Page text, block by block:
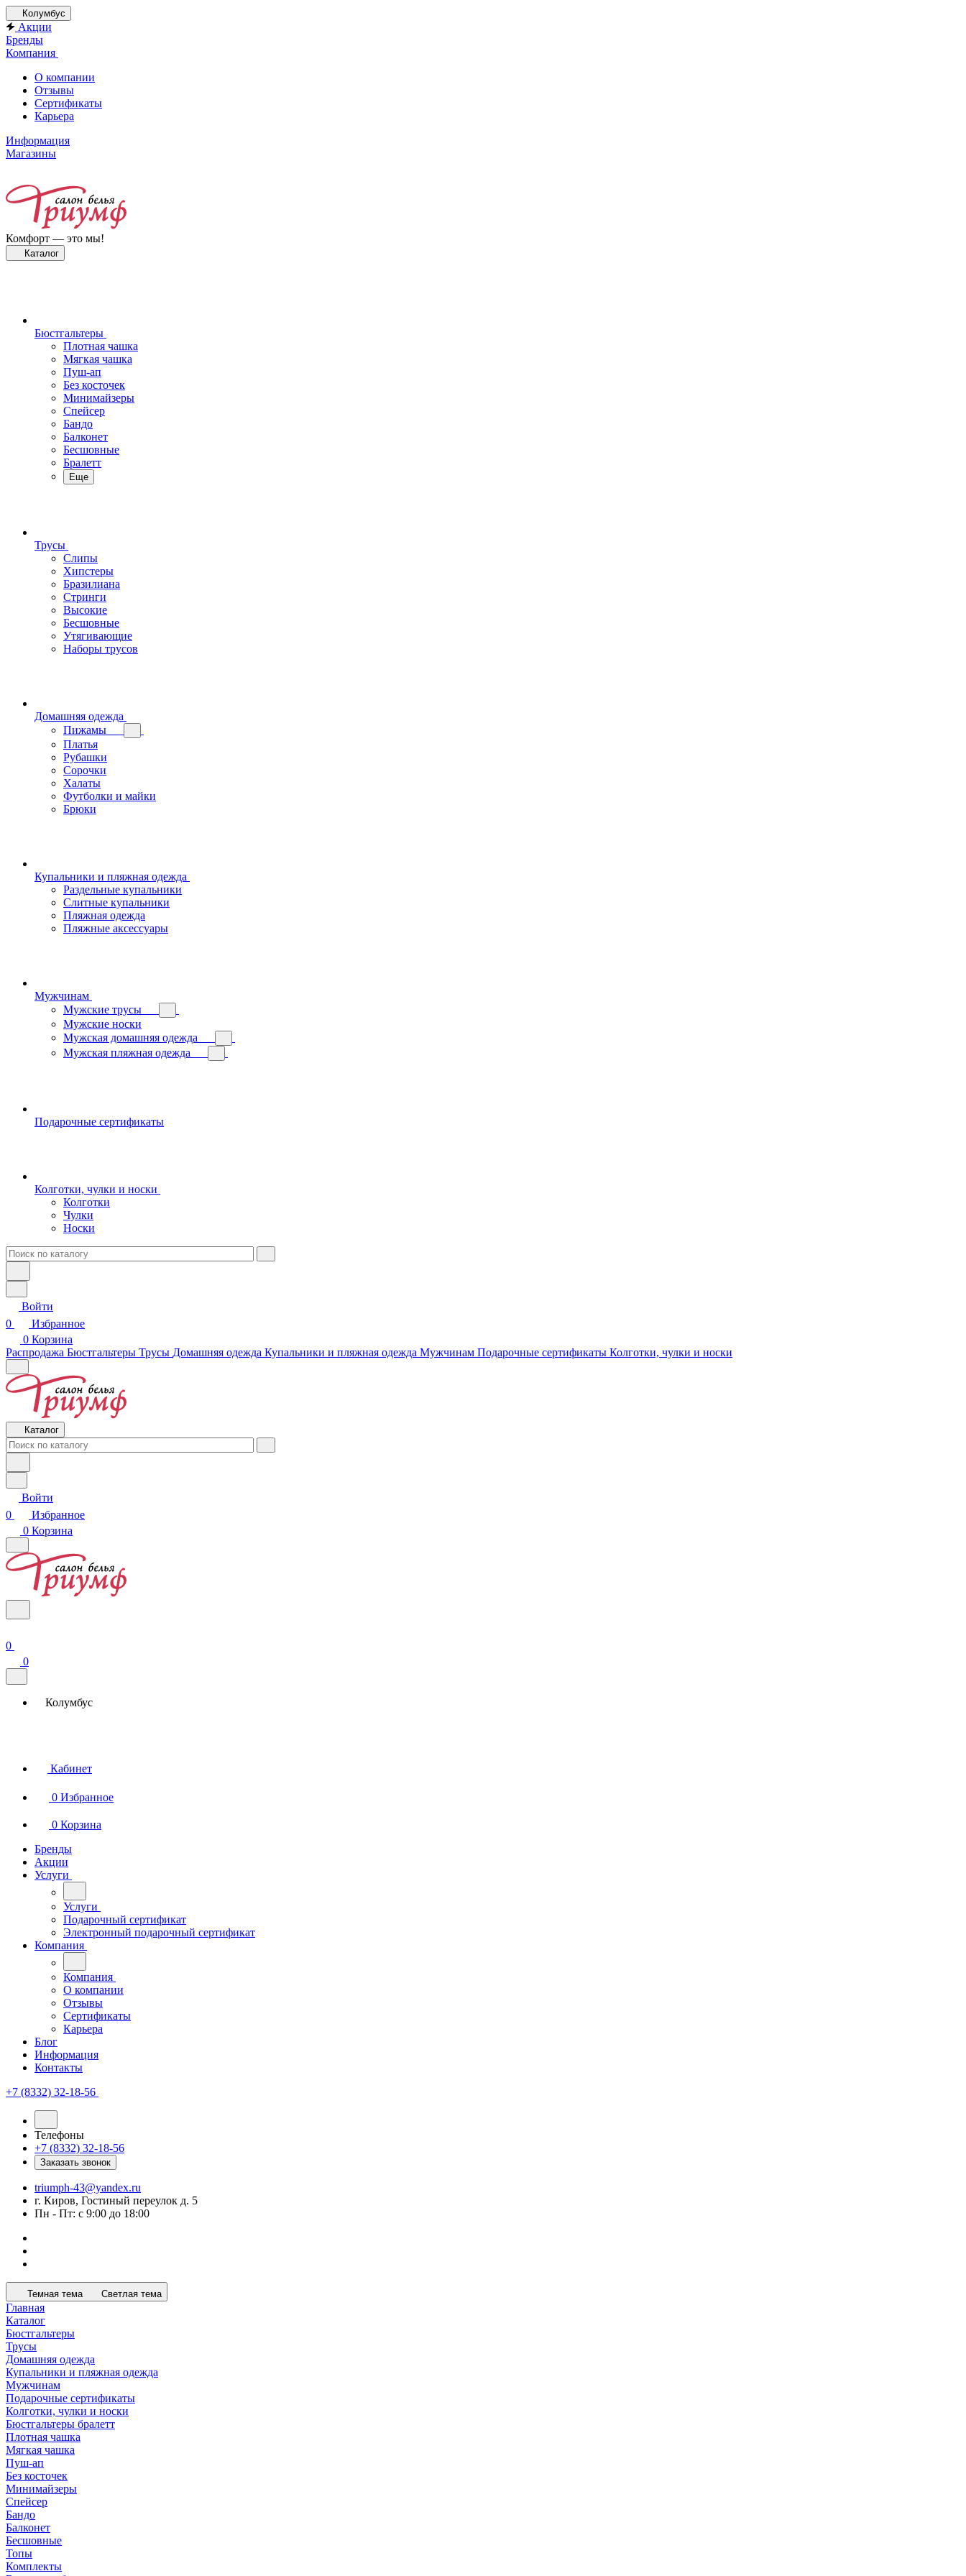
Колумбус
Акции
Бренды
Компания
О компании
Отзывы
Сертификаты
Карьера
Информация
Магазины
Комфорт — это мы!
Каталог
Бюстгальтеры
Плотная чашка
Мягкая чашка
Пуш-ап
Без косточек
Минимайзеры
Спейсер
Бандо
Балконет
Бесшовные
Бралетт
Еще
Трусы
Слипы
Хипстеры
Бразилиана
Стринги
Высокие
Бесшовные
Утягивающие
Наборы трусов
Домашняя одежда
Пижамы
Платья
Рубашки
Сорочки
Халаты
Футболки и майки
Брюки
Купальники и пляжная одежда
Раздельные купальники
Слитные купальники
Пляжная одежда
Пляжные аксессуары
Мужчинам
Мужские трусы
Мужские носки
Мужская домашняя одежда
Мужская пляжная одежда
Подарочные сертификаты
Колготки, чулки и носки
Колготки
Чулки
Носки
Войти
0
Избранное
0 Корзина
Распродажа Бюстгальтеры Трусы Домашняя одежда Купальники и пляжная одежда Мужчинам Подарочные сертификаты Колготки, чулки и носки
Каталог
Войти
0
Избранное
0 Корзина
0
0
Колумбус
Кабинет
0 Избранное
0 Корзина
Бренды
Акции
Услуги
Услуги
Подарочный сертификат
Электронный подарочный сертификат
Компания
Компания
О компании
Отзывы
Сертификаты
Карьера
Блог
Информация
Контакты
+7 (8332) 32-18-56
Телефоны
+7 (8332) 32-18-56
Заказать звонок
triumph-43@yandex.ru
г. Киров, Гостиный переулок д. 5
Пн - Пт: с 9:00 до 18:00
Темная тема Светлая тема
Главная
Каталог
Бюстгальтеры
Трусы
Домашняя одежда
Купальники и пляжная одежда
Мужчинам
Подарочные сертификаты
Колготки, чулки и носки
Бюстгальтеры бралетт
Плотная чашка
Мягкая чашка
Пуш-ап
Без косточек
Минимайзеры
Спейсер
Бандо
Балконет
Бесшовные
Топы
Комплекты